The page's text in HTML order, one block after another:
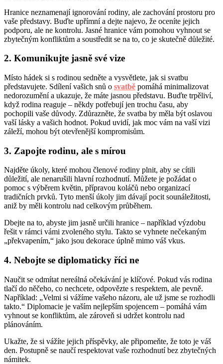
Hranice neznamenají ignorování rodiny, ale zachování prostoru pro
vaše představy. Buďte upřímní a dejte najevo, že oceníte jejich
podporu, ale ne kontrolu. Jasné hranice vám pomohou vyhnout se
zbytečným konfliktům a soustředit se na to, co je skutečně důležité.
2. Komunikujte jasně své vize
Místo hádek si s rodinou sedněte a vysvětlete, jak si svatbu
představujete. Sdílení vašich snů o svatbě pomáhá minimalizovat
nedorozumění a ukazuje, že máte jasnou představu. Buďte trpěliví,
když rodina reaguje – někdy potřebují jen trochu času, aby
pochopili vaše důvody. Zdůrazněte, že svatba by měla být oslavou
vaší lásky a vašich hodnot. Pokud uvidí, jak moc vám na vaší vizi
záleží, mohou být otevřenější kompromisům.
3. Zapojte rodinu, ale s mírou
Najděte úkoly, které mohou členové rodiny plnit, aby se cítili
důležití, ale nenarušili hlavní rozhodnutí. Můžete je požádat o
pomoc s výběrem květin, přípravou koláčů nebo organizací
tradičních prvků. Tyto menší úkoly jim dávají pocit sounáležitosti,
aniž by měli kontrolu nad celkovým průběhem.
Dbejte na to, abyste jim jasně určili hranice – například výzdobu
řešit v rámci vámi zvoleného stylu. Takto se vyhnete nečekaným
„překvapením,“ jako jsou dekorace úplně mimo váš vkus.
4. Nebojte se diplomaticky říci ne
Naučit se odmítat nereálná očekávání je klíčové. Pokud vás rodina
tlačí do něčeho, co nechcete, odpovězte s respektem, ale pevně.
Například: „Velmi si vážíme vašeho názoru, ale už jsme se rozhodli
takto.“ Diplomacie je vaším nejlepším spojencem – pomáhá vám
vyhnout se konfliktům, ale zároveň si udržet kontrolu nad
plánováním.
Ukažte, že si vážíte jejich příspěvky, ale připomeňte, že toto je váš
den. Postupně se naučí respektovat vaše rozhodnutí bez zbytečných
námitek.